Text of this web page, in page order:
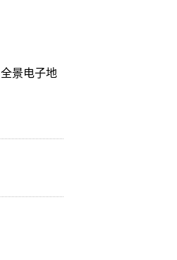
景电子地